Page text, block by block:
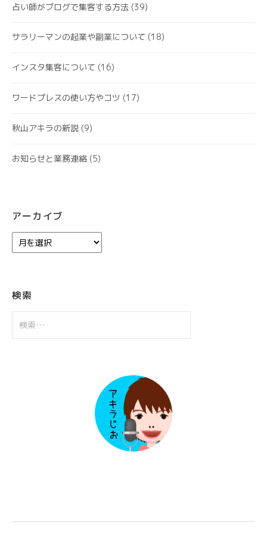
占い師がブログで集客する方法 (39)
サラリーマンの起業や副業について (18)
インスタ集客について (16)
ワードプレスの使い方やコツ (17)
秋山アキラの新説 (9)
お知らせと業務連絡 (5)
アーカイブ
ー
ブ
検索
索: